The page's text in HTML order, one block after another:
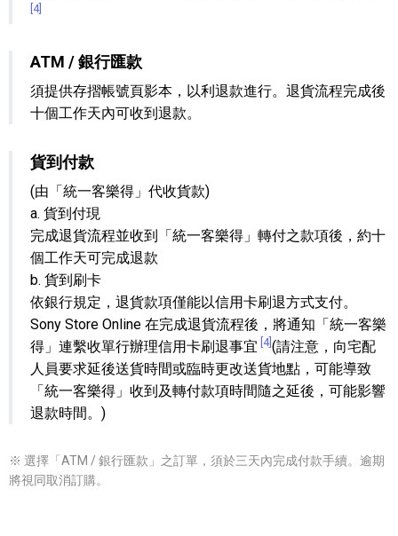
[4]
ATM / 銀行匯款
須提供存摺帳號頁影本，以利退款進行。退貨流程完成後
十個工作天內可收到退款。
貨到付款
(由「統一客樂得」代收貨款)
a. 貨到付現
完成退貨流程並收到「統一客樂得」轉付之款項後，約十
個工作天可完成退款
b. 貨到刷卡
依銀行規定，退貨款項僅能以信用卡刷退方式支付。
Sony Store Online 在完成退貨流程後，將通知「統一客樂
得」連繫收單行辦理信用卡刷退事宜 [4](請注意，向宅配
人員要求延後送貨時間或臨時更改送貨地點，可能導致
「統一客樂得」收到及轉付款項時間隨之延後，可能影響
退款時間。)
※ 選擇「ATM / 銀行匯款」之訂單，須於三天內完成付款手續。逾期
將視同取消訂購。